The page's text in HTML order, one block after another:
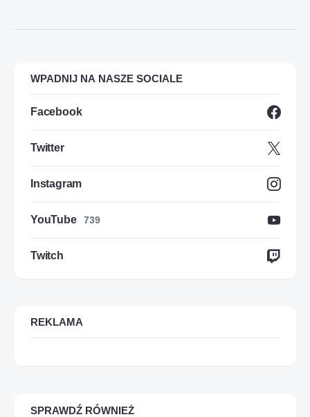
WPADNIJ NA NASZE SOCIALE
Facebook
Twitter
Instagram
YouTube 739
Twitch
REKLAMA
SPRAWDŹ RÓWNIEŻ